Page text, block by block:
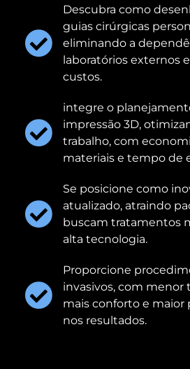
Descubra como
guias cirúrgicas
eliminando a
laboratórios externos
custos.
integre o
impressão 3D,
trabalho, com
materiais e tempo de
Se posicione como
atualizado, atraindo
buscam tratamentos
alta tecnologia.
Proporcione
invasivos, com menor
mais conforto e maior
nos resultados.